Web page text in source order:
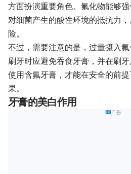
方面扮演重要角色。氟化物能够
对细菌产生的酸性环境的抵抗力
险。
不过，需要注意的是，过量摄入
刷牙时应避免吞食牙膏，并在刷
使用含氟牙膏，才能在安全的前
果。
牙膏的美白作用
广告